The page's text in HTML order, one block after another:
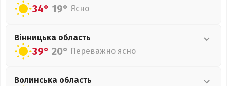
34° 19° Ясно
Вінницька область
39° 20° Переважно ясно
Волинська область